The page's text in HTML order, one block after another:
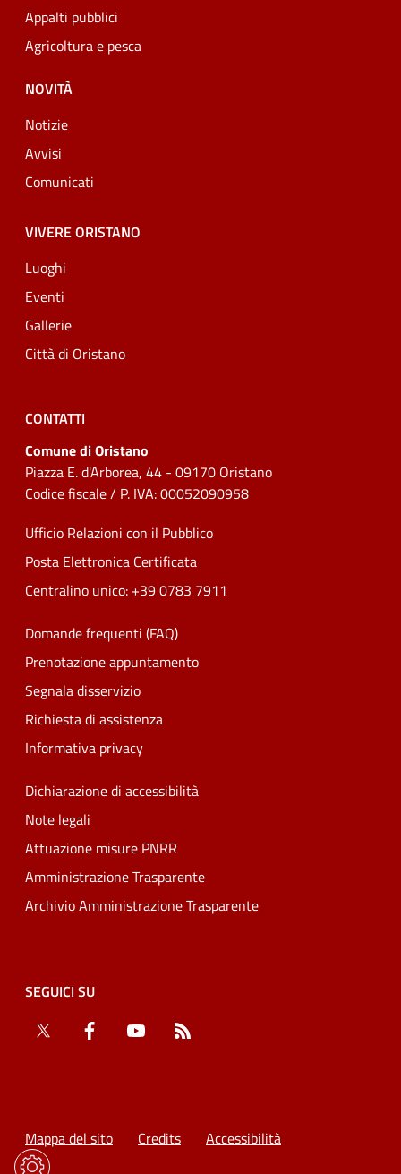
Appalti pubblici
Agricoltura e pesca
NOVITÀ
Notizie
Avvisi
Comunicati
VIVERE ORISTANO
Luoghi
Eventi
Gallerie
Città di Oristano
CONTATTI
Comune di Oristano
Piazza E. d'Arborea, 44 - 09170 Oristano
Codice fiscale / P. IVA: 00052090958
Ufficio Relazioni con il Pubblico
Posta Elettronica Certificata
Centralino unico: +39 0783 7911
Domande frequenti (FAQ)
Prenotazione appuntamento
Segnala disservizio
Richiesta di assistenza
Informativa privacy
Dichiarazione di accessibilità
Note legali
Attuazione misure PNRR
Amministrazione Trasparente
Archivio Amministrazione Trasparente
SEGUICI SU
Twitter
Facebook YouTube
Mappa del sito Credits Accessibilità